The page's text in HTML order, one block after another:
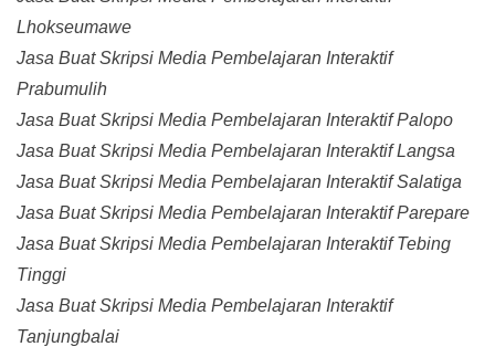
Lhokseumawe
Jasa Buat Skripsi Media Pembelajaran Interaktif
Prabumulih
Jasa Buat Skripsi Media Pembelajaran Interaktif Palopo
Jasa Buat Skripsi Media Pembelajaran Interaktif Langsa
Jasa Buat Skripsi Media Pembelajaran Interaktif Salatiga
Jasa Buat Skripsi Media Pembelajaran Interaktif Parepare
Jasa Buat Skripsi Media Pembelajaran Interaktif Tebing
Tinggi
Jasa Buat Skripsi Media Pembelajaran Interaktif
Tanjungbalai